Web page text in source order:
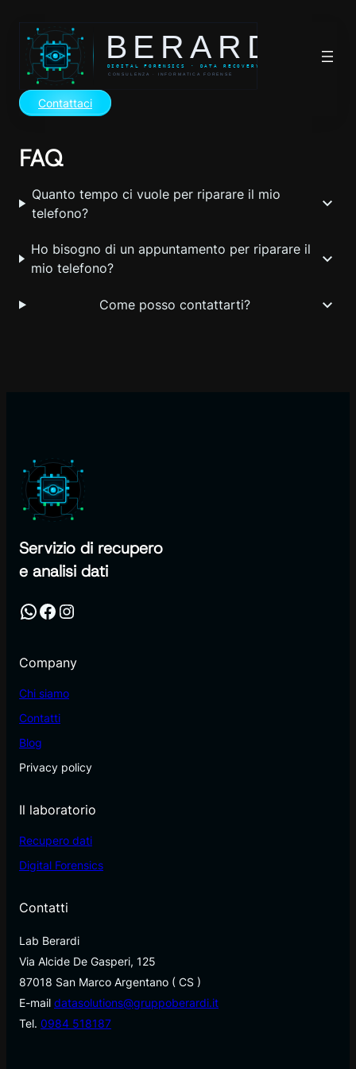
contenuto
Contattaci
FAQ
Quanto tempo ci vuole per riparare il mio
telefono?
Ho bisogno di un appuntamento per riparare il
mio telefono?
Come posso contattarti?
Servizio di recupero
e analisi dati
WhatsApp Facebook Instagram
Company
Chi siamo
Contatti
Blog
Privacy policy
Il laboratorio
Recupero dati
Digital Forensics
Contatti
Lab Berardi
Via Alcide De Gasperi, 125
87018 San Marco Argentano ( CS )
E-mail datasolutions@gruppoberardi.it
Tel. 0984 518187